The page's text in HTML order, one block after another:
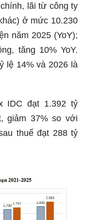
lãi từ công ty
ở mức 10.230
năm 2025 (YoY);
tăng 10% YoY.
lệ 14% và 2026 là
IDC đạt 1.392 tỷ
giảm 37% so với
thuế đạt 288 tỷ